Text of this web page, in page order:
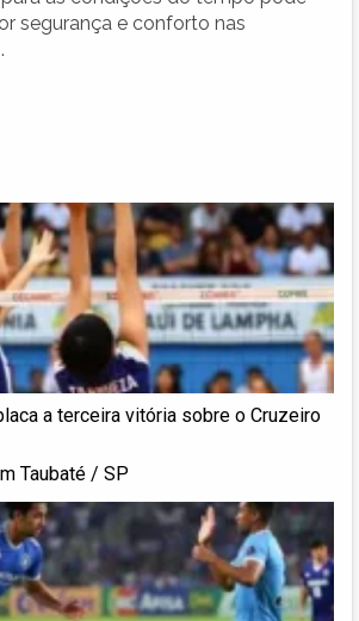
segurança e conforto nas
a terceira vitória sobre o Cruzeiro
Taubaté / SP